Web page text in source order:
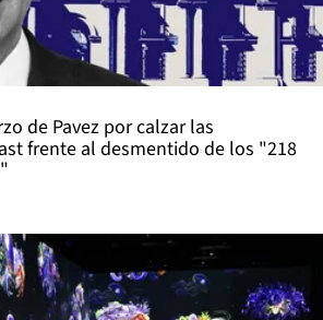
de Pavez por calzar las
frente al desmentido de los "218